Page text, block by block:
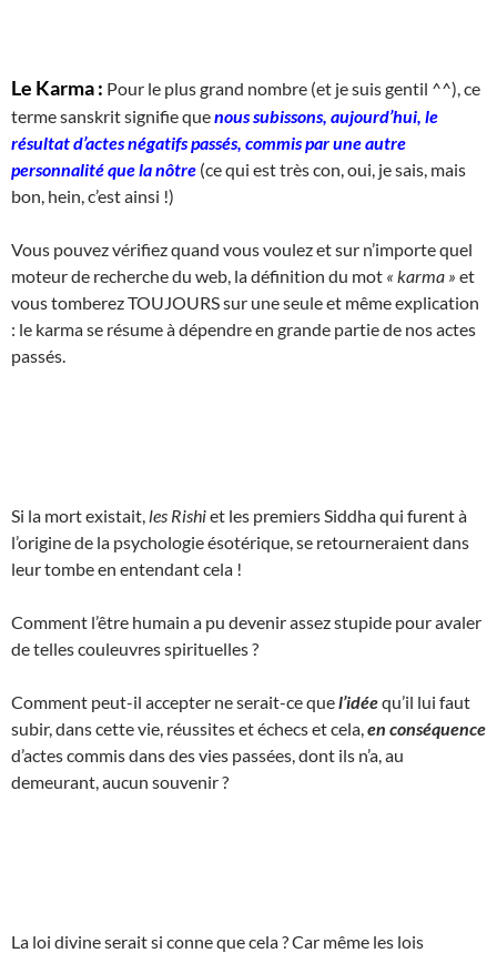
Le Karma : Pour le plus grand nombre (et je suis gentil ^^), ce
terme sanskrit signifie quenous subissons, aujourd’hui, le
résultat d’actes négatifs passés, commis par une autre
personnalité que la nôtre (ce qui est très con, oui, je sais, mais
bon, hein, c’est ainsi !)
Vous pouvez vérifiez quand vous voulez et sur n’importe quel
moteur de recherche du web, la définition du mot « karma » et
vous tomberez TOUJOURS sur une seule et même explication
: le karma se résume à dépendre en grande partie de nos actes
passés.
Si la mort existait, les Rishiet les premiers Siddha qui furent à
l’origine de la psychologie ésotérique, se retourneraient dans
leur tombe en entendant cela !
Comment l’être humain a pu devenir assez stupide pour avaler
de telles couleuvres spirituelles ?
Comment peut-il accepter ne serait-ce quel’idéequ’il lui faut
subir, dans cette vie, réussites et échecs et cela, en conséquence
d’actes commis dans des vies passées, dont ils n’a, au
demeurant, aucun souvenir ?
La loi divine serait si conne que cela ? Car même les lois